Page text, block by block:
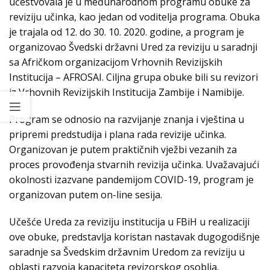
reviziju učinka, kao jedan od voditelja programa. Obuka
je trajala od 12. do 30. 10. 2020. godine, a program je
organizovao Švedski državni Ured za reviziju u saradnji
sa Afričkom organizacijom Vrhovnih Revizijskih
Institucija – AFROSAI. Ciljna grupa obuke bili su revizori
iz Vrhovnih Revizijskih Institucija Zambije i Namibije.
Program se odnosio na razvijanje znanja i vještina u
pripremi predstudija i plana rada revizije učinka.
Organizovan je putem praktičnih vježbi vezanih za
proces provođenja stvarnih revizija učinka. Uvažavajući
okolnosti izazvane pandemijom COVID-19, program je
organizovan putem on-line sesija.
Učešće Ureda za reviziju institucija u FBiH u realizaciji
ove obuke, predstavlja koristan nastavak dugogodišnje
saradnje sa Švedskim državnim Uredom za reviziju u
oblasti razvoja kapaciteta revizorskog osoblja.